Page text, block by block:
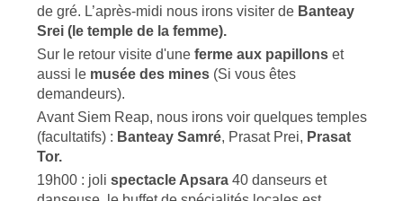
de gré. L’après-midi nous irons visiter de Banteay
Srei (le temple de la femme).
Sur le retour visite d'uneferme aux papillons et
aussi le musée des mines (Si vous êtes
demandeurs).
Avant Siem Reap, nous irons voir quelques temples
(facultatifs) : Banteay Samré, Prasat Prei, Prasat
Tor.
19h00 : jolispectacle Apsara 40 danseurs et